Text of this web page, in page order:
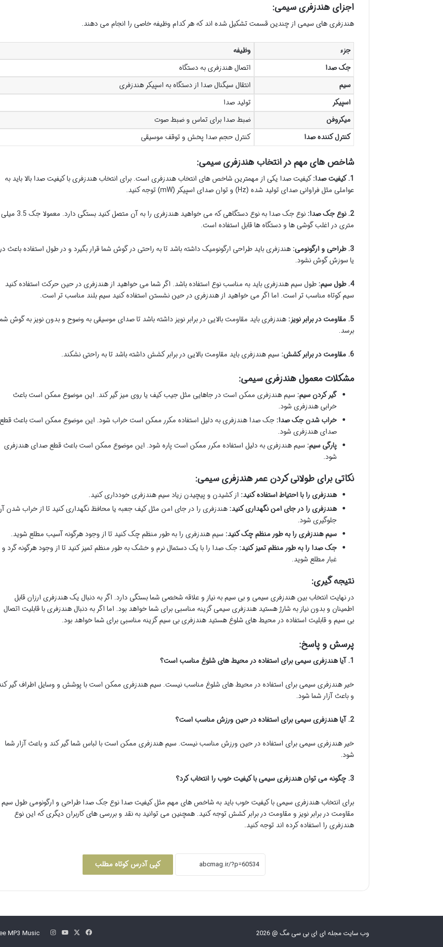
اجزای هندزفری سیمی:
هندزفری های سیمی از چندین قسمت تشکیل شده اند که هر کدام وظیفه خاصی را انجام می دهند.
جزء
وظیفه
جک صدا
اتصال هندزفری به دستگاه
سیم
انتقال سیگنال صدا از دستگاه به اسپیکر هندزفری
اسپیکر
تولید صدا
میکروفن
ضبط صدا برای تماس و ضبط صوت
کنترل کننده صدا
کنترل حجم صدا پخش و توقف موسیقی
شاخص های مهم در انتخاب هندزفری سیمی:
1. کیفیت صدا:
کیفیت صدا یکی از مهمترین شاخص های انتخاب هندزفری است. برای انتخاب هندزفری با کیفیت صدا بالا باید به
عواملی مثل فراوانی صدای تولید شده (Hz) و توان صدای اسپیکر (mW) توجه کنید.
2. نوع جک صدا:
نوع جک صدا به نوع دستگاهی که می خواهید هندزفری را به آن متصل کنید بستگی دارد. معمولا جک 3.5 میلی
متری در اغلب گوشی ها و دستگاه ها قابل استفاده است.
3. طراحی و ارگونومی:
هندزفری باید طراحی ارگونومیک داشته باشد تا به راحتی در گوش شما قرار بگیرد و در طول استفاده باعث
یا سوزش گوش نشود.
4. طول سیم:
طول سیم هندزفری باید به مناسب نوع استفاده باشد. اگر شما می خواهید از هندزفری در حین حرکت استفاده کنید
سیم کوتاه مناسب تر است. اما اگر می خواهید از هندزفری در حین نشستن استفاده کنید سیم بلند مناسب تر است.
5. مقاومت در برابر نویز:
هندزفری باید مقاومت بالایی در برابر نویز داشته باشد تا صدای موسیقی به وضوح و بدون نویز به گوش
برسد.
6. مقاومت در برابر کشش: سیم هندزفری باید مقاومت بالایی در برابر کشش داشته باشد تا به راحتی نشکند.
مشکلات معمول هندزفری سیمی:
گیر کردن سیم: سیم هندزفری ممکن است در جاهایی مثل جیب کیف یا روی میز گیر کند. این موضوع ممکن است باعث
خرابی هندزفری شود.
خراب شدن جک صدا: جک صدا هندزفری به دلیل استفاده مکرر ممکن است خراب شود. این موضوع ممکن است باعث
صدای هندزفری شود.
پارگی سیم: سیم هندزفری به دلیل استفاده مکرر ممکن است پاره شود. این موضوع ممکن است باعث قطع صدای هندزفری
شود.
نکاتی برای طولانی کردن عمر هندزفری سیمی:
هندزفری را با احتیاط استفاده کنید: از کشیدن و پیچیدن زیاد سیم هندزفری خودداری کنید.
هندزفری را در جای امن نگهداری کنید: هندزفری را در جای امن مثل کیف جعبه یا محافظ نگهداری کنید تا از خراب شدن
جلوگیری شود.
سیم هندزفری را به طور منظم چک کنید: سیم هندزفری را به طور منظم چک کنید تا از وجود هرگونه آسیب مطلع شوید.
جک صدا را به طور منظم تمیز کنید: جک صدا را با یک دستمال نرم و خشک به طور منظم تمیز کنید تا از وجود هرگونه گرد و
غبار مطلع شوید.
نتیجه گیری:
در نهایت انتخاب بین هندزفری سیمی و بی سیم به نیاز و علاقه شخصی شما بستگی دارد. اگر به دنبال یک هندزفری ارزان قابل
اطمینان و بدون نیاز به شارژ هستید هندزفری سیمی گزینه مناسبی برای شما خواهد بود. اما اگر به دنبال هندزفری با قابلیت اتصال
بی سیم و قابلیت استفاده در محیط های شلوغ هستید هندزفری بی سیم گزینه مناسبی برای شما خواهد بود.
پرسش و پاسخ:
1. آیا هندزفری سیمی برای استفاده در محیط های شلوغ مناسب است؟
خیر هندزفری سیمی برای استفاده در محیط های شلوغ مناسب نیست. سیم هندزفری ممکن است با پوشش و وسایل اطراف گیر
و باعث آزار شما شود.
2. آیا هندزفری سیمی برای استفاده در حین ورزش مناسب است؟
خیر هندزفری سیمی برای استفاده در حین ورزش مناسب نیست. سیم هندزفری ممکن است با لباس شما گیر کند و باعث آزار شما
شود.
3. چگونه می توان هندزفری سیمی با کیفیت خوب را انتخاب کرد؟
برای انتخاب هندزفری سیمی با کیفیت خوب باید به شاخص های مهم مثل کیفیت صدا نوع جک صدا طراحی و ارگونومی طول سیم
مقاومت در برابر نویز و مقاومت در برابر کشش توجه کنید. همچنین می توانید به نقد و بررسی های کاربران دیگری که این نوع
هندزفری را استفاده کرده اند توجه کنید.
کپی آدرس کوتاه مطلب
وب سایت مجله ای ای بی سی مگ @ 2026 MP3 Music
فیس
یوتیوباینستاگرام